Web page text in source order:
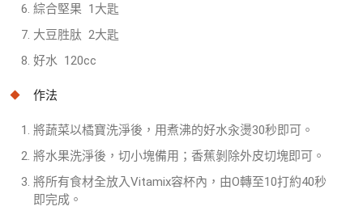
綜合堅果 1大匙
大豆胜肽 2大匙
好水 120cc
作法
將蔬菜以橘寶洗淨後，用煮沸的好水汆燙30秒即可。
將水果洗淨後，切小塊備用；香蕉剝除外皮切塊即可。
將所有食材全放入Vitamix容杯內，由O轉至10打約40秒
即完成。